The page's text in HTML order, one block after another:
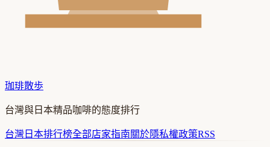
珈琲散歩
台灣與日本精品咖啡的態度排行
台灣 日本排行榜全部店家指南關於隱私權政策RSS